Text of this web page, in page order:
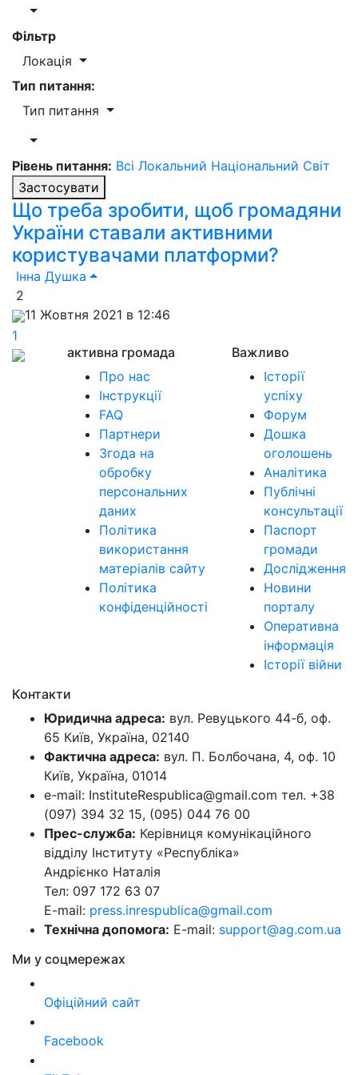
Фільтр
Локація
Тип питання:
Тип питання
Рівень питання: Всі Локальний Національний Світ
Застосувати
Що треба зробити, щоб громадяни
України ставали активними
користувачами платформи?
Інна Душка
2
11 Жовтня 2021 в 12:46
1
активна громада
Про нас
Інструкції
FAQ
Партнери
Згода на
обробку
персональних
даних
Політика
використання
матеріалів сайту
Політика
конфіденційності
Важливо
Історії
успіху
Форум
Дошка
оголошень
Аналітика
Публічні
консультації
Паспорт
громади
Дослідження
Новини
порталу
Оперативна
інформація
Історії війни
Контакти
Юридична адреса: вул. Ревуцького 44-б, оф.
65 Київ, Україна, 02140
Фактична адреса: вул. П. Болбочана, 4, оф. 10
Київ, Україна, 01014
e-mail: InstituteRespublica@gmail.com тел. +38
(097) 394 32 15, (095) 044 76 00
Прес-служба: Керівниця комунікаційного
відділу Інституту «Республіка»
Андрієнко Наталія
Тел: 097 172 63 07
E-mail: press.inrespublica@gmail.com
Технічна допомога: E-mail: support@ag.com.ua
Ми у соцмережах
Офіційний сайт
Facebook